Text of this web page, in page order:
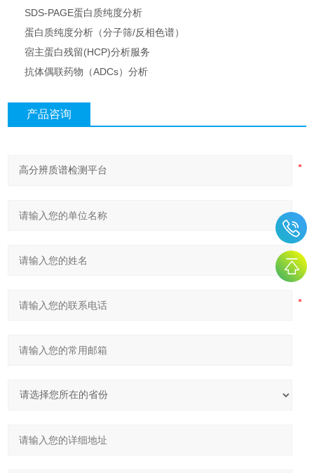
SDS-PAGE蛋白质纯度分析
蛋白质纯度分析（分子筛/反相色谱）
宿主蛋白残留(HCP)分析服务
抗体偶联药物（ADCs）分析
产品咨询